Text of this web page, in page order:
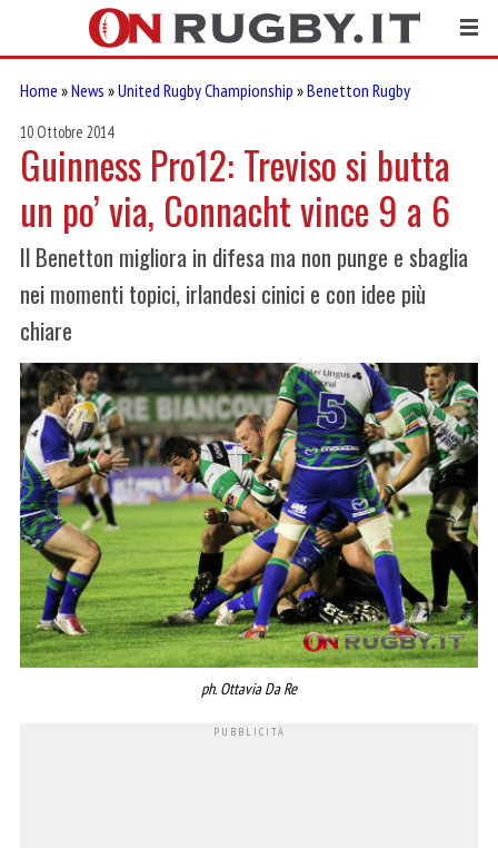
Home »News »United Rugby Championship »Benetton Rugby
10 Ottobre 2014
Guinness Pro12: Treviso si butta
un po’ via, Connacht vince 9 a 6
Il Benetton migliora in difesa ma non punge e sbaglia
nei momenti topici, irlandesi cinici e con idee più
chiare
ph. Ottavia Da Re